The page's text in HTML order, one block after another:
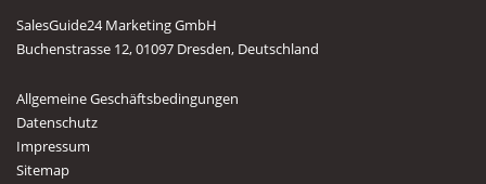
SalesGuide24 Marketing GmbH
Buchenstrasse 12, 01097 Dresden, Deutschland
Allgemeine Geschäftsbedingungen
Datenschutz
Impressum
Sitemap